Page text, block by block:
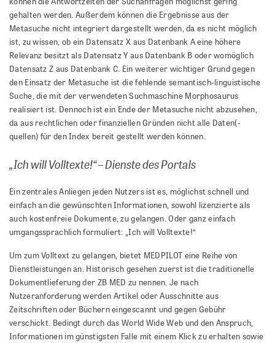
gehalten werden. Außerdem können die Ergebnisse aus der
Metasuche nicht integriert dargestellt werden, da es nicht möglich
ist, zu wissen, ob ein Datensatz X aus Datenbank A eine höhere
Relevanz besitzt als Datensatz Y aus Datenbank B oder womöglich
Datensatz Z aus Datenbank C. Ein weiterer wichtiger Grund gegen
den Einsatz der Metasuche ist die fehlende semantisch-linguistische
Suche, die mit der verwendeten Suchmaschine Morphosaurus
realisiert ist. Dennoch ist ein Ende der Metasuche nicht abzusehen,
da aus rechtlichen oder finanziellen Gründen nicht alle Daten(-
quellen) für den Index bereit gestellt werden können.
„Ich will Volltexte!“ – Dienste des Portals
Ein zentrales Anliegen jeden Nutzers ist es, möglichst schnell und
einfach an die gewünschten Informationen, sowohl lizenzierte als
auch kostenfreie Dokumente, zu gelangen. Oder ganz einfach
umgangssprachlich formuliert: „Ich will Volltexte!“
Um zum Volltext zu gelangen, bietet MEDPILOT eine Reihe von
Dienstleistungen an. Historisch gesehen zuerst ist die traditionelle
Dokumentlieferung der ZB MED zu nennen. Je nach
Nutzeranforderung werden Artikel oder Ausschnitte aus
Zeitschriften oder Büchern eingescannt und gegen Gebühr
verschickt. Bedingt durch das World Wide Web und den Anspruch,
Informationen im günstigsten Falle mit einem Klick zu erhalten sowie